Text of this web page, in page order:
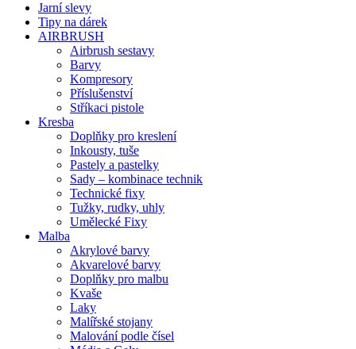
Jarní slevy
Tipy na dárek
AIRBRUSH
Airbrush sestavy
Barvy
Kompresory
Příslušenství
Stříkaci pistole
Kresba
Doplňky pro kreslení
Inkousty, tuše
Pastely a pastelky
Sady – kombinace technik
Technické fixy
Tužky, rudky, uhly
Umělecké Fixy
Malba
Akrylové barvy
Akvarelové barvy
Doplňky pro malbu
Kvaše
Laky
Malířské stojany
Malování podle čísel